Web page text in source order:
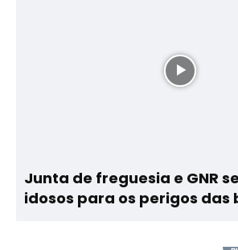
Junta de freguesia e GNR
idosos para os perigos das